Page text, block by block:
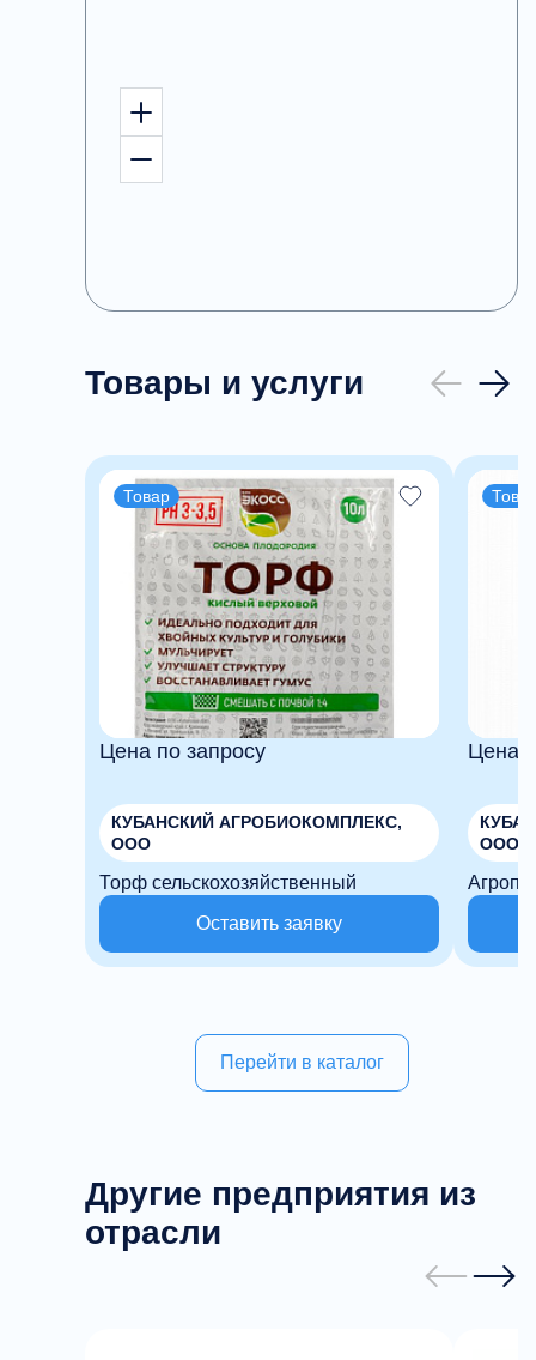
Товары и услуги
Товар
Цена по запросу
КУБАНСКИЙ АГРОБИОКОМПЛЕКС,
ООО
Торф сельскохозяйственный
Оставить заявку
Цена
ООО
Перейти в каталог
Другие предприятия из
отрасли